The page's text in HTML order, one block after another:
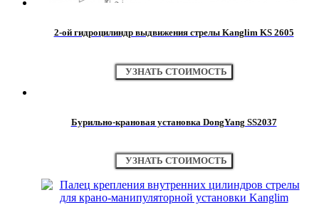
2-ой гидроцилиндр выдвижения стрелы Kanglim KS 2605
УЗНАТЬ СТОИМОСТЬ
Бурильно-крановая установка DongYang SS2037
УЗНАТЬ СТОИМОСТЬ